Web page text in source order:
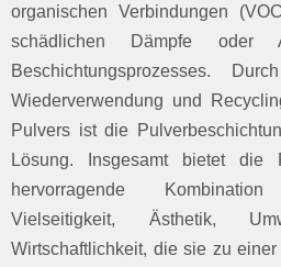
organischen Verbindungen
schädlichen Dämpfe oder
Beschichtungsprozesses.
Wiederverwendung und
Pulvers ist die
Lösung. Insgesamt bietet die
hervorragende
Vielseitigkeit, Ästhetik,
Wirtschaftlichkeit, die sie zu